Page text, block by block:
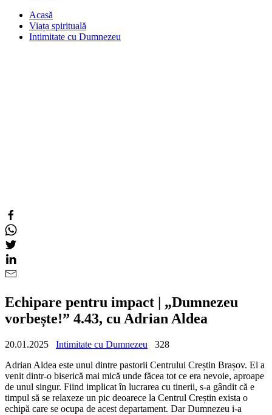
Acasă
Viața spirituală
Intimitate cu Dumnezeu
Echipare pentru impact | „Dumnezeu
vorbește!” 4.43, cu Adrian Aldea
20.01.2025 Intimitate cu Dumnezeu
328
Adrian Aldea este unul dintre pastorii Centrului Creștin Brașov. El a
venit dintr-o biserică mai mică unde făcea tot ce era nevoie, aproape
de unul singur. Fiind implicat în lucrarea cu tinerii, s-a gândit că e
timpul să se relaxeze un pic deoarece la Centrul Creștin exista o
echipă care se ocupa de acest departament. Dar Dumnezeu i-a